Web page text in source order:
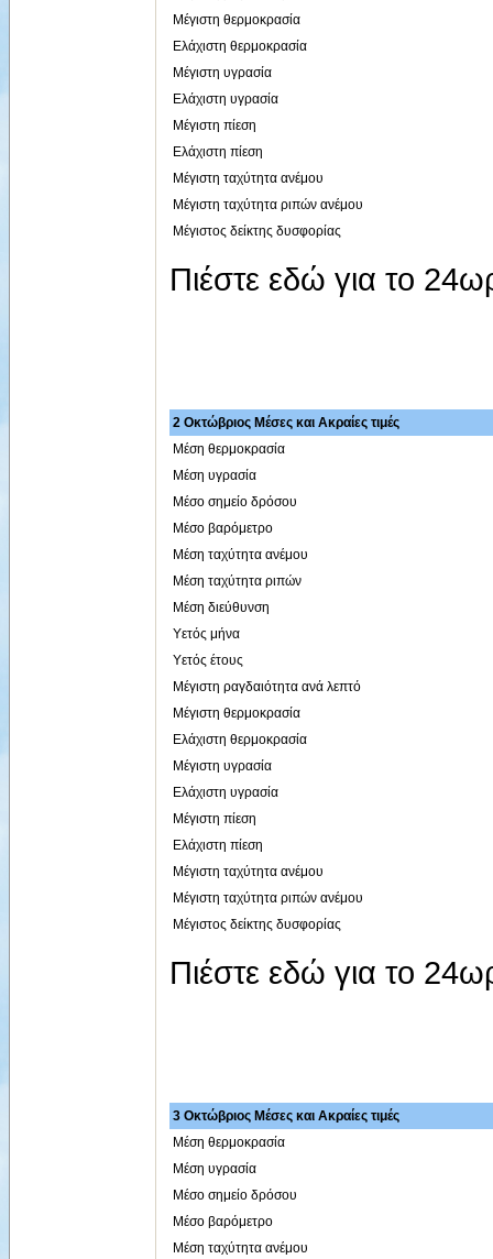
Μέγιστη θερμοκρασία
Ελάχιστη θερμοκρασία
Μέγιστη υγρασία
Ελάχιστη υγρασία
Μέγιστη πίεση
Ελάχιστη πίεση
Μέγιστη ταχύτητα ανέμου
Μέγιστη ταχύτητα ριπών ανέμου
Μέγιστος δείκτης δυσφορίας
Πιέστε εδώ για το
2 Οκτώβριος Μέσες και Ακραίες τιμές
Μέση θερμοκρασία
Μέση υγρασία
Μέσο σημείο δρόσου
Μέσο βαρόμετρο
Μέση ταχύτητα ανέμου
Μέση ταχύτητα ριπών
Μέση διεύθυνση
Υετός μήνα
Υετός έτους
Μέγιστη ραγδαιότητα ανά λεπτό
Μέγιστη θερμοκρασία
Ελάχιστη θερμοκρασία
Μέγιστη υγρασία
Ελάχιστη υγρασία
Μέγιστη πίεση
Ελάχιστη πίεση
Μέγιστη ταχύτητα ανέμου
Μέγιστη ταχύτητα ριπών ανέμου
Μέγιστος δείκτης δυσφορίας
Πιέστε εδώ για το
3 Οκτώβριος Μέσες και Ακραίες τιμές
Μέση θερμοκρασία
Μέση υγρασία
Μέσο σημείο δρόσου
Μέσο βαρόμετρο
Μέση ταχύτητα ανέμου